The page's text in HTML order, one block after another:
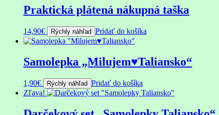
12,90€. 6,40€.
Praktická plátená nákupná taška
14,90€ Rýchly náhľad Pridať do košíka
Samolepka „Milujem♥Taliansko“
1,90€ Rýchly náhľad Pridať do košíka
Zľava!